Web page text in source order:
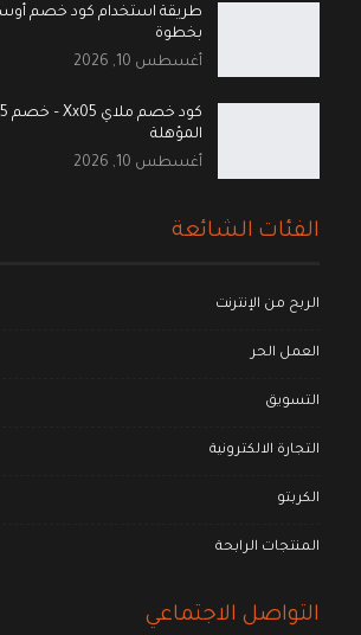
بخطوة
أغسطس 10, 2026
المؤهلة
أغسطس 10, 2026
الفئات الشائعة
الربح من الإنترنت
العمل الحر
التسويق
التجارة الالكترونية
الكربتو
المنتجات الرابحة
التواصل الاجتماعي